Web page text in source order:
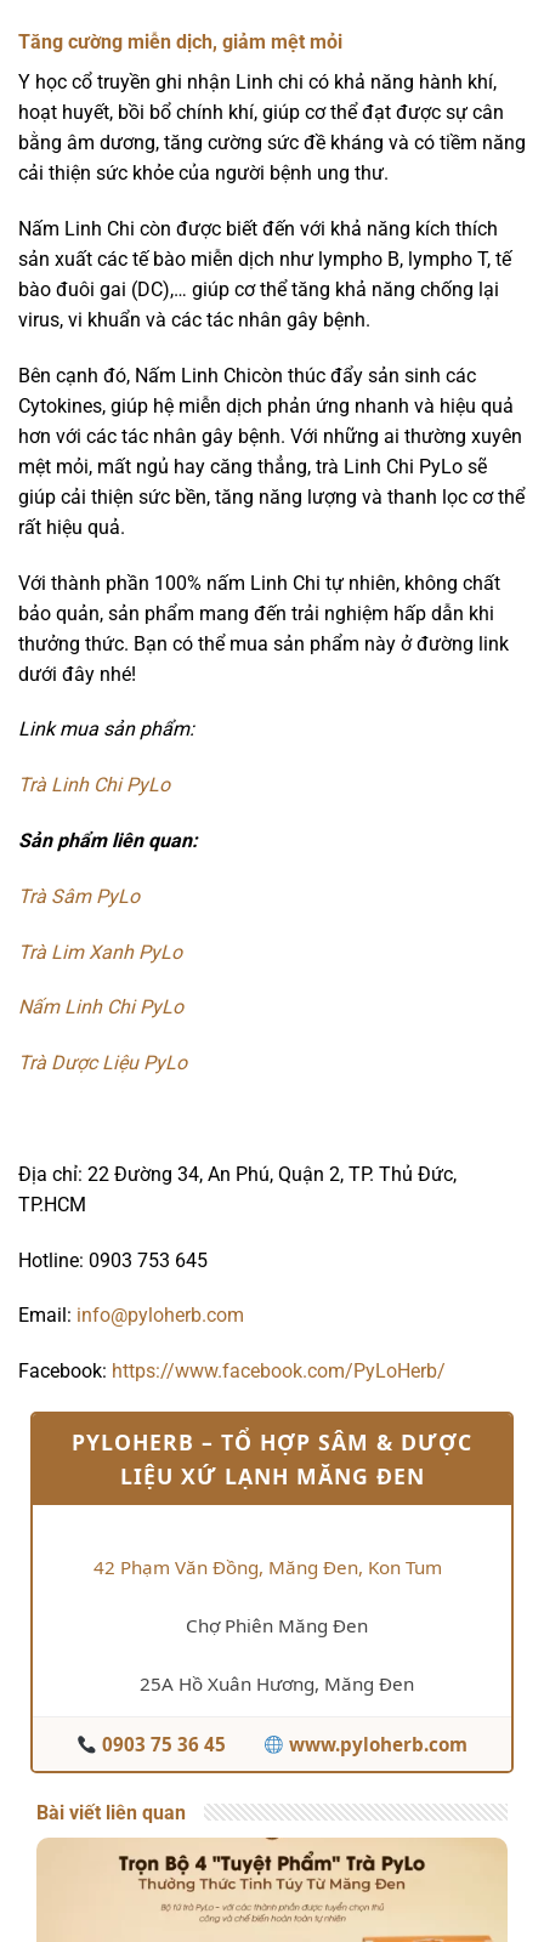
Tăng cường miễn dịch, giảm mệt mỏi
Y học cổ truyền ghi nhận Linh chi có khả năng hành khí,
hoạt huyết, bồi bổ chính khí, giúp cơ thể đạt được sự cân
bằng âm dương, tăng cường sức đề kháng và có tiềm năng
cải thiện sức khỏe của người bệnh ung thư.
Nấm Linh Chi còn được biết đến với khả năng kích thích
sản xuất các tế bào miễn dịch như lympho B, lympho T, tế
bào đuôi gai (DC),… giúp cơ thể tăng khả năng chống lại
virus, vi khuẩn và các tác nhân gây bệnh.
Bên cạnh đó, Nấm Linh Chicòn thúc đẩy sản sinh các
Cytokines, giúp hệ miễn dịch phản ứng nhanh và hiệu quả
hơn với các tác nhân gây bệnh. Với những ai thường xuyên
mệt mỏi, mất ngủ hay căng thẳng, trà Linh Chi PyLo sẽ
giúp cải thiện sức bền, tăng năng lượng và thanh lọc cơ thể
rất hiệu quả.
Với thành phần 100% nấm Linh Chi tự nhiên, không chất
bảo quản, sản phẩm mang đến trải nghiệm hấp dẫn khi
thưởng thức. Bạn có thể mua sản phẩm này ở đường link
dưới đây nhé!
Link mua sản phẩm:
Trà Linh Chi PyLo
Sản phẩm liên quan:
Trà Sâm PyLo
Trà Lim Xanh PyLo
Nấm Linh Chi PyLo
Trà Dược Liệu PyLo
Địa chỉ: 22 Đường 34, An Phú, Quận 2, TP. Thủ Đức,
TP.HCM
Hotline: 0903 753 645
Email: info@pyloherb.com
Facebook: https://www.facebook.com/PyLoHerb/
PYLOHERB – TỔ HỢP SÂM & DƯỢC
LIỆU XỨ LẠNH MĂNG ĐEN
42 Phạm Văn Đồng, Măng Đen, Kon Tum
Chợ Phiên Măng Đen
25A Hồ Xuân Hương, Măng Đen
0903 75 36 45 www.pyloherb.com
Bài viết liên quan